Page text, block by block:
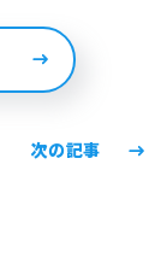
次の記事